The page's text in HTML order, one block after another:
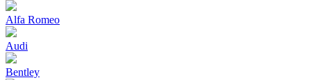
Alfa Romeo
Audi
Bentley